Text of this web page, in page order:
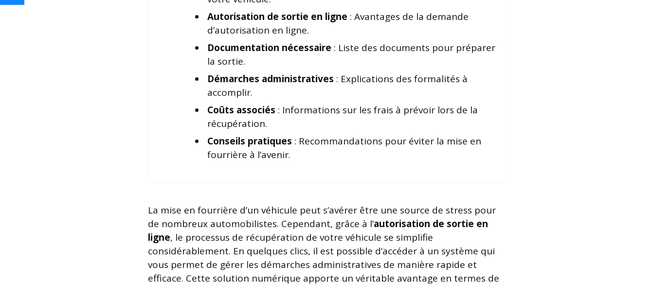
Autorisation de sortie en ligne : Avantages de la demande
d’autorisation en ligne.
Documentation nécessaire : Liste des documents pour préparer
la sortie.
Démarches administratives : Explications des formalités à
accomplir.
Coûts associés : Informations sur les frais à prévoir lors de la
récupération.
Conseils pratiques : Recommandations pour éviter la mise en
fourrière à l’avenir.
La mise en fourrière d’un véhicule peut s’avérer être une source de stress pour
de nombreux automobilistes. Cependant, grâce à l’autorisation de sortie en
ligne, le processus de récupération de votre véhicule se simplifie
considérablement. En quelques clics, il est possible d’accéder à un système qui
vous permet de gérer les démarches administratives de manière rapide et
efficace. Cette solution numérique apporte un véritable avantage en termes de